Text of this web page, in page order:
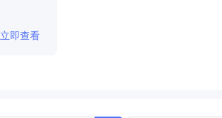
立即查看